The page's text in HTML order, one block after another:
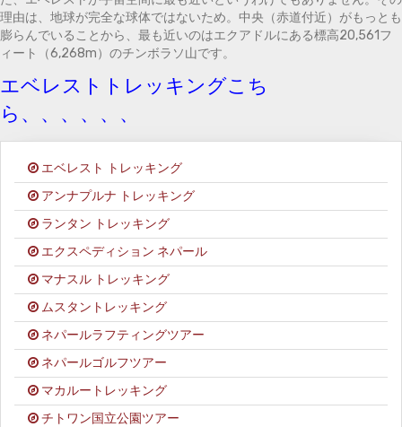
理由は、地球が完全な球体ではないため。中央（赤道付近）がもっとも
膨らんでいることから、最も近いのはエクアドルにある標高20,561フ
ィート（6,268m）のチンボラソ山です。
エベレストトレッキングこち
ら、、、、、、
エベレスト トレッキング
アンナプルナ トレッキング
ランタン トレッキング
エクスペディション ネパール
マナスル トレッキング
ムスタントレッキング
ネパールラフティングツアー
ネパールゴルフツアー
マカルートレッキング
チトワン国立公園ツアー